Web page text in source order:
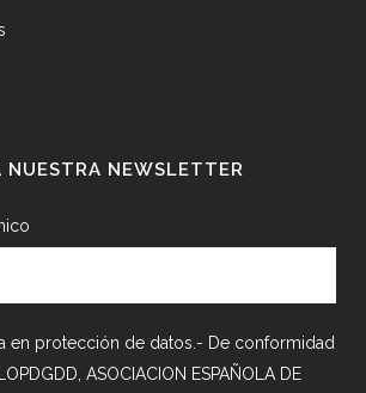
NUESTRA NEWSLETTER
en protección de datos.- De conformidad
ASOCIACION ESPAÑOLA DE